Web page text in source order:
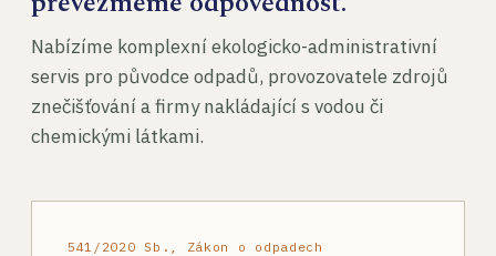
Nabízíme komplexní ekologicko-administrativní
servis pro původce odpadů, provozovatele zdrojů
znečišťování a firmy nakládající s vodou či
chemickými látkami.
541/2020 Sb., Zákon o odpadech